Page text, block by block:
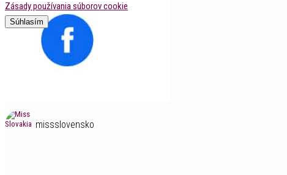
Zásady používania súborov cookie
Súhlasím
missslovensko